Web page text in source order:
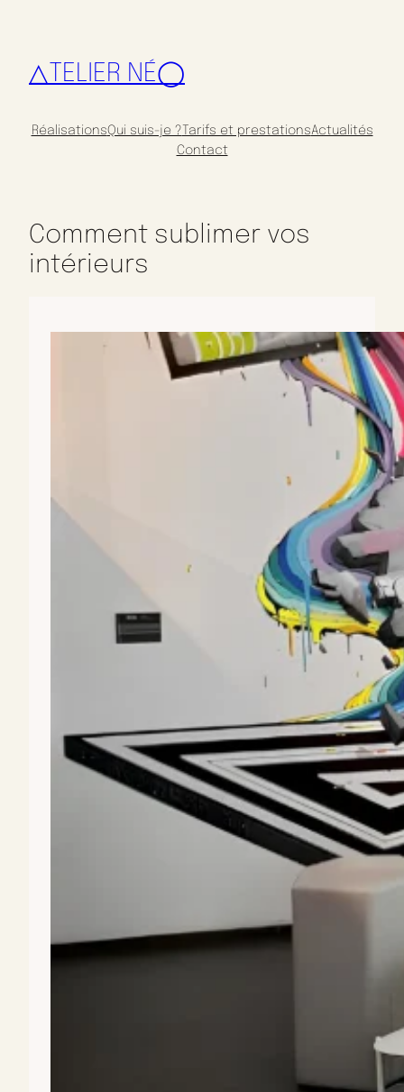
△TELIER NÉ◯
RéalisationsQui suis-je ? Tarifs et prestationsActualités
Contact
Comment sublimer vos
intérieurs